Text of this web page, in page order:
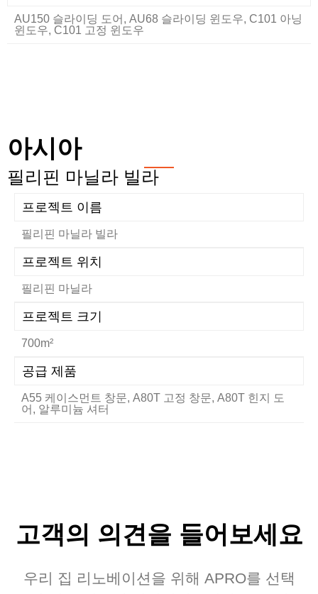
AU150 슬라이딩 도어, AU68 슬라이딩 윈도우, C101 아닝
윈도우, C101 고정 윈도우
아시아
필리핀 마닐라 빌라
프로젝트 이름
필리핀 마닐라 빌라
프로젝트 위치
필리핀 마닐라
프로젝트 크기
700m²
공급 제품
A55 케이스먼트 창문, A80T 고정 창문, A80T 힌지 도
어, 알루미늄 셔터
고객의 의견을 들어보세요
우리 집 리노베이션을 위해 APRO를 선택